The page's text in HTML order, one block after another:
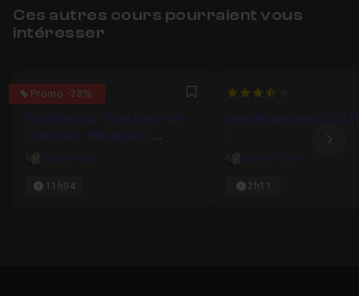
Ces autres cours pourraient vous
intéresser
Promo -28%
4.3 Favori
DxO Photolab - Pure Raw - Nik
Collection : Megapack 3
formations complètes
Julien Pons
11h04
3.5
Bien débuter avec DXO
2
Julien Pons
2h11